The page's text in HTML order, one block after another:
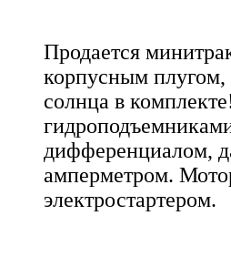
Продается
корпусным плугом,
солнца в
дифференциалом,
амперметром.
электростартером.